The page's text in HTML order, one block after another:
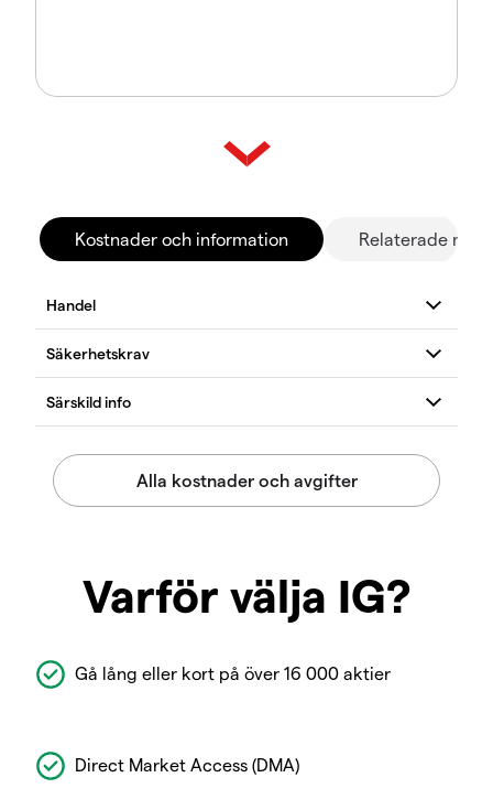
Kostnader och information Relaterade
Varför välja IG?
Gå lång eller kort på över 16 000 aktier
Direct Market Access (DMA)